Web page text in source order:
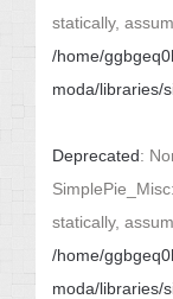
statically,
/home/
moda/libraries/
Deprecated:
statically,
/home/
moda/libraries/